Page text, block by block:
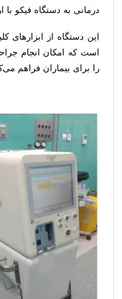
درمانی به دستگاه فیکو با ارزش ریالی
این دستگاه از ابزارهای
است که امکان انجام
را برای بیماران فراهم